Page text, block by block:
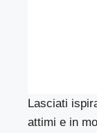
Lasciati
attimi e in